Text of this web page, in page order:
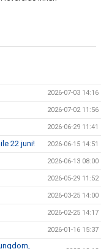
2026-07-03 14:16
2026-07-02 11:56
2026-06-29 11:41
22 juni! 2026-06-15 14:51
2026-06-13 08:00
2026-05-29 11:52
2026-03-25 14:00
2026-02-25 14:17
2026-01-16 15:37